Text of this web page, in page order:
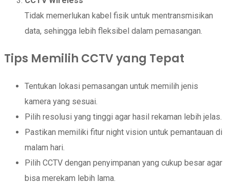
Tidak memerlukan kabel fisik untuk mentransmisikan
data, sehingga lebih fleksibel dalam pemasangan.
Tips Memilih CCTV yang Tepat
Tentukan lokasi pemasangan untuk memilih jenis
kamera yang sesuai.
Pilih resolusi yang tinggi agar hasil rekaman lebih jelas.
Pastikan memiliki fitur night vision untuk pemantauan di
malam hari.
Pilih CCTV dengan penyimpanan yang cukup besar agar
bisa merekam lebih lama.